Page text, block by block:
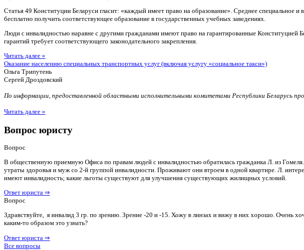
Статья 49 Конституции Беларуси гласит: «каждый имеет право на образование». Среднее
бесплатно получить соответствующее образование в государственных учебных заведениях.
Люди с инвалидностью наравне с другими гражданами имеют право на гарантированные Конституцией
гарантий требует соответствующего законодательного закрепления.
Читать далее »
Оказание населению специальных транспортных услуг (включая услугу «социальное такси»)
Ольга Трипутень
Сергей Дроздовский
По информации, предоставленной областными исполнительными комитетами Республики Беларусь
Читать далее »
Вопрос юристу
Вопрос
В общественную приемную Офиса по правам людей с инвалидностью обратилась гражданка Л. из
утраты здоровья и муж со 2-й группой инвалидности. Проживают они втроем в одной квартире. Л.
имеют инвалидность; какие льготы существуют для улучшения существующих жилищных условий.
Ответ юриста ⇒
Вопрос
Здравствуйте, я инвалид 3 гр. по зрению. Зрение -20 и -15. Хожу в линзах и вижу в них хорошо. Очень
каким-то образом это узнать?
Ответ юриста ⇒
Все вопросы